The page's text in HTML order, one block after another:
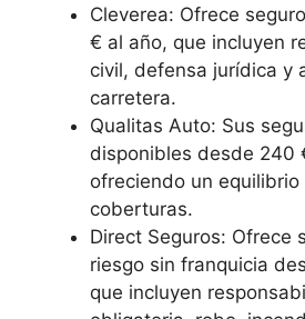
Cleverea: Ofrece
€ al año, que incluyen
civil, defensa jurídica y
carretera.
Qualitas Auto: Sus
disponibles desde 240
ofreciendo un
coberturas.
Direct Seguros: Ofrece
riesgo sin franquicia
que incluyen